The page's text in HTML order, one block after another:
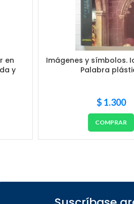
en
y
Imágenes y símbolos.
Palabra
$ 1.300
COMPRAR